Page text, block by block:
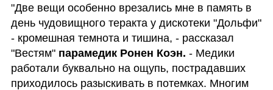
"Две вещи особенно врезались мне в память в
день чудовищного теракта у дискотеки "Дольфи"
- кромешная темнота и тишина, - рассказал
"Вестям" парамедик Ронен Коэн. - Медики
работали буквально на ощупь, пострадавших
приходилось разыскивать в потемках. Многим